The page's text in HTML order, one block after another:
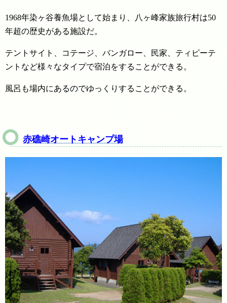
1968年染ヶ谷養魚場として始まり、八ヶ峰家族旅行村は50
年超の歴史がある施設だ。
テントサイト、コテージ、バンガロー、民家、ティピーテ
ントなど様々なタイプで宿泊をすることができる。
風呂も場内にあるのでゆっくりすることができる。
赤礁崎オートキャンプ場